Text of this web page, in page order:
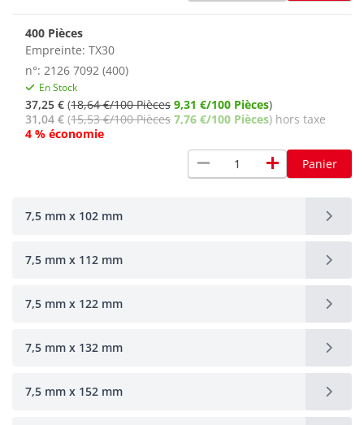
400 Pièces
Empreinte: TX30
n°: 2126 7092 (400)
En Stock
37,25 € (18,64 €/100 Pièces 9,31 €/100 Pièces)
31,04 € (15,53 €/100 Pièces 7,76 €/100 Pièces) hors taxe
4 % économie
remove add Panier
7,5 mm x 102 mm
7,5 mm x 112 mm
7,5 mm x 122 mm
7,5 mm x 132 mm
7,5 mm x 152 mm